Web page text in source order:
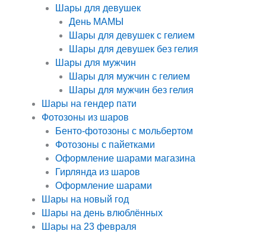
Шары для девушек
День МАМЫ
Шары для девушек с гелием
Шары для девушек без гелия
Шары для мужчин
Шары для мужчин с гелием
Шары для мужчин без гелия
Шары на гендер пати
Фотозоны из шаров
Бенто-фотозоны с мольбертом
Фотозоны с пайетками
Оформление шарами магазина
Гирлянда из шаров
Оформление шарами
Шары на новый год
Шары на день влюблённых
Шары на 23 февраля